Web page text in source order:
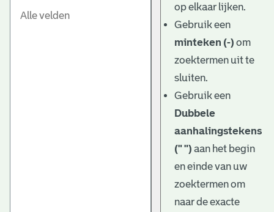
op elkaar lijken.
Gebruik een
minteken (-) om
zoektermen uit te
sluiten.
Gebruik een
Dubbele
aanhalingstekens
(" ") aan het begin
en einde van uw
zoektermen om
naar de exacte